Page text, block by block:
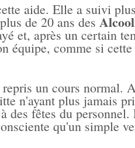
aide. Elle a suivi
de 20 ans des
et, après un certain
équipe, comme si
un cours normal.
n'ayant plus jamais
des fêtes du personnel.
qu'un simple